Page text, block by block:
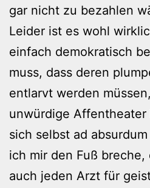
gar nicht zu bezahlen
Leider ist es wohl
einfach demokratisch
muss, dass deren
entlarvt werden
unwürdige Affentheater
sich selbst ad
ich mir den Fuß
auch jeden Arzt für